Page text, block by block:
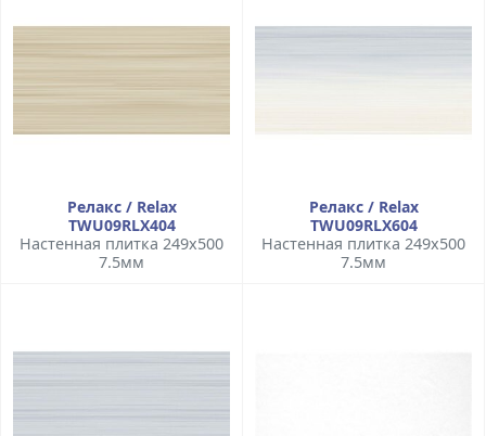
Релакс / Relax
TWU09RLX404
Настенная плитка 249x500
7.5мм
Релакс / Relax
TWU09RLX604
Настенная плитка 249x500
7.5мм